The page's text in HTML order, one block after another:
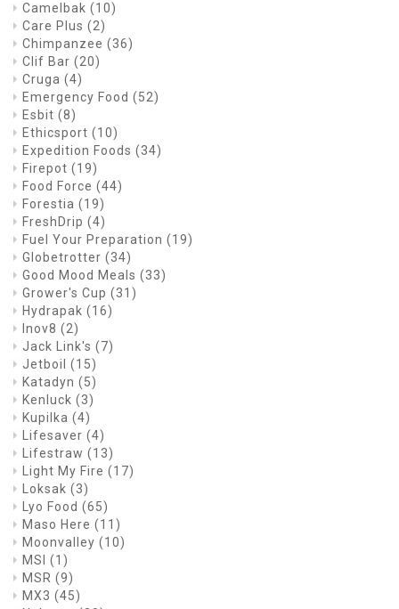
Camelbak (10)
Care Plus (2)
Chimpanzee (36)
Clif Bar (20)
Cruga (4)
Emergency Food (52)
Esbit (8)
Ethicsport (10)
Expedition Foods (34)
Firepot (19)
Food Force (44)
Forestia (19)
FreshDrip (4)
Fuel Your Preparation (19)
Globetrotter (34)
Good Mood Meals (33)
Grower's Cup (31)
Hydrapak (16)
Inov8 (2)
Jack Link's (7)
Jetboil (15)
Katadyn (5)
Kenluck (3)
Kupilka (4)
Lifesaver (4)
Lifestraw (13)
Light My Fire (17)
Loksak (3)
Lyo Food (65)
Maso Here (11)
Moonvalley (10)
MSI (1)
MSR (9)
MX3 (45)